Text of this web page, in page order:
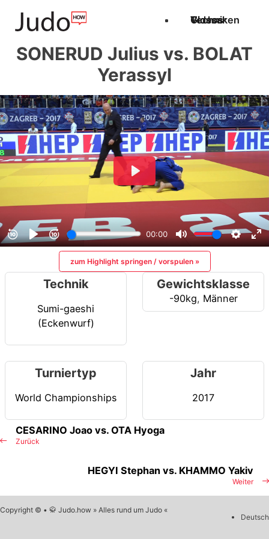
Techniken
Videos
Glossar
SONERUD Julius vs. BOLAT
Yerassyl
zum Highlight springen / vorspulen »
Technik
Sumi-gaeshi
(Eckenwurf)
Gewichtsklasse
-90kg, Männer
Turniertyp
World Championships
Jahr
2017
Zurück
CESARINO Joao vs. OTA Hyoga
Weiter
HEGYI Stephan vs. KHAMMO Yakiv
Copyright © • 🥋 Judo.how » Alles rund um Judo «
Deutsch